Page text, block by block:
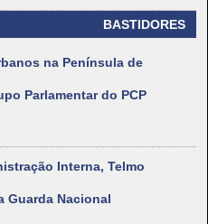
BASTIDORES
na Península de
Parlamentar do PCP
Interna, Telmo
Guarda Nacional